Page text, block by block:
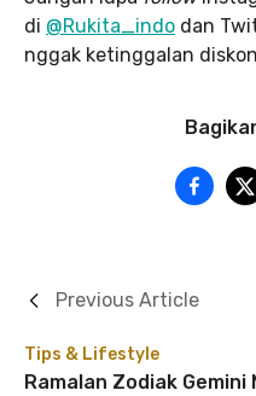
di @Rukita_indo dan
nggak ketinggalan
Tips & Lifestyle
Ramalan Zodiak Gemini
Previous Article